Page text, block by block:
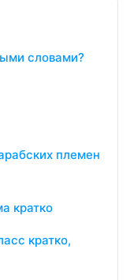
словами?
племен
кратко
кратко,